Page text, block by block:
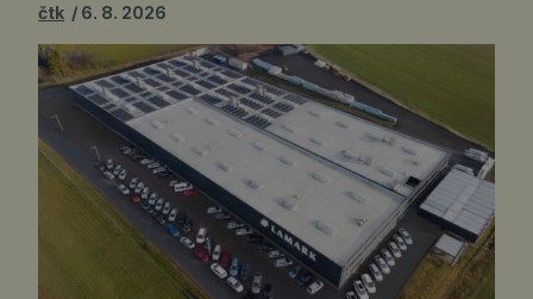
čtk 6. 8. 2026